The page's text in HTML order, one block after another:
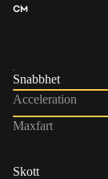
CM
Snabbhet
Acceleration
Maxfart
Skott